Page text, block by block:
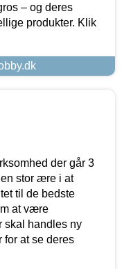
– og deres
produkter. Klik
der går 3
stor ære i at
til de bedste
at være
skal handles ny
for at se deres